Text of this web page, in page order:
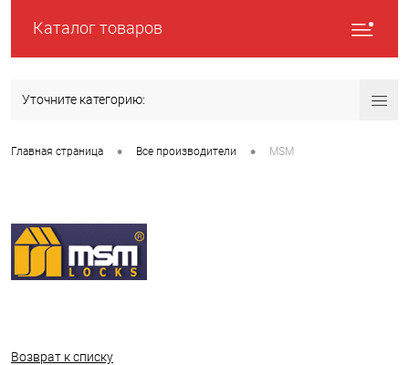
Каталог товаров
Уточните категорию:
Главная страница • Все производители • MSM
Возврат к списку